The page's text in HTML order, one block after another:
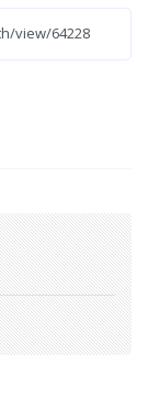
Explores
นตนาการถึงหุ่
การนำหุ่นยนต์ไ
างเป็นรูปธรรม
ลสุขภาพ และส
เหล่าวิศวกรกำ
ควบคุมแบบเรีย